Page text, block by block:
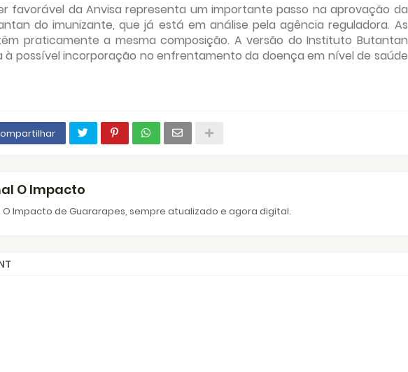
favorável da Anvisa representa um importante passo na aprovação da
do imunizante, que já está em análise pela agência reguladora. As
praticamente a mesma composição. A versão do Instituto Butantan
à possível incorporação no enfrentamento da doença em nível de saúde
O Impacto
O Impacto de Guararapes, sempre atualizado e agora digital.